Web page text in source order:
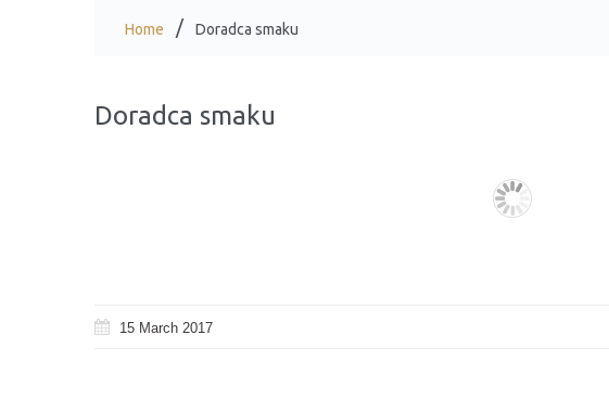
Home Doradca smaku
Doradca smaku
15 March 2017